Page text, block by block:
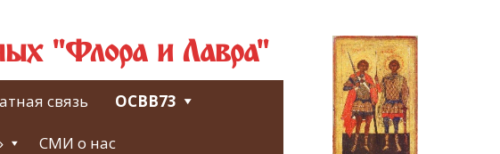
"Флора и Лавра"
связь ОСВВ73
СМИ о нас